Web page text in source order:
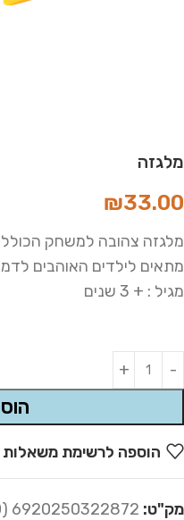
מלגזה
₪33.00
מלגזה צהובה למשחק
מתאים לילדים האוהבים
מגיל : + 3 שנים
Alternative:
הוספה לרשימת משאלות
מק"ט: 6920250322872 (06-180)